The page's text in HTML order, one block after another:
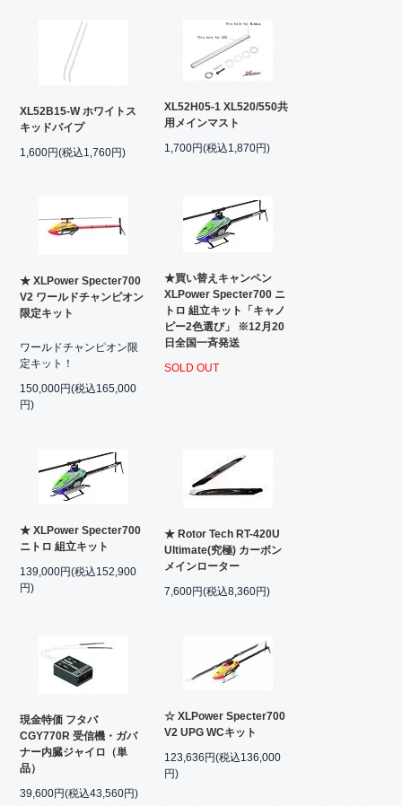
XL52B15-W ホワイトス
キッドパイプ
1,600円(税込1,760円)
XL52H05-1 XL520/550共
用メインマスト
1,700円(税込1,870円)
★ XLPower Specter700
V2 ワールドチャンピオン
限定キット
ワールドチャンピオン限
定キット！
150,000円(税込165,000
円)
★買い替えキャンペン
XLPower Specter700 ニ
トロ 組立キット「キャノ
ピー2色選び」 ※12月20
日全国一斉発送
SOLD OUT
★ XLPower Specter700
ニトロ 組立キット
139,000円(税込152,900
円)
★ Rotor Tech RT-420U
Ultimate(究極) カーボン
メインローター
7,600円(税込8,360円)
現金特価 フタバ
CGY770R 受信機・ガバ
ナー内臓ジャイロ（単
品）
39,600円(税込43,560円)
☆ XLPower Specter700
V2 UPG WCキット
123,636円(税込136,000
円)